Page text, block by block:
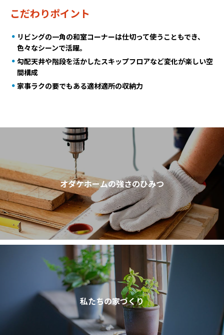
こだわりポイント
リビングの一角の和室コーナーは仕切って使うこともでき、
色々なシーンで活躍。
勾配天井や階段を活かしたスキップフロアなど変化が楽しい空
間構成
家事ラクの要でもある適材適所の収納力
オダケホームの強さのひみつ
私たちの家づくり